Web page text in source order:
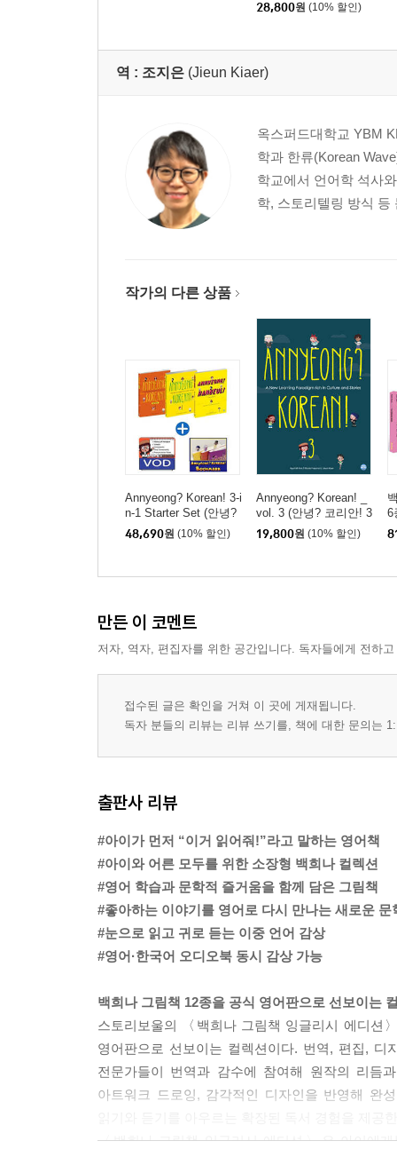
28,800원 (10% 할인)
역 : 조지은 (Jieun Kiaer)
옥스퍼드대학교 YBM
학과 한류(Korean
학교에서 언어학 석사
학, 스토리텔링 방식 등
작가의 다른 상품
Annyeong? Korean! 3-i
n-1 Starter Set (안녕?
코리안! 스타터 세트)
48,690원 (10% 할인)
Annyeong? Korean! _
vol. 3 (안녕? 코리안! 3
권)
19,800원 (10% 할인)
6
만든 이 코멘트
저자, 역자, 편집자를 위한 공간입니다. 독자들에게 전하
접수된 글은 확인을 거쳐 이 곳에 게재됩니다.
독자 분들의 리뷰는 리뷰 쓰기를, 책에 대한 문의는
출판사 리뷰
#아이가 먼저 “이거 읽어줘!”라고 말하는 영어책
#아이와 어른 모두를 위한 소장형 백희나 컬렉션
#영어 학습과 문학적 즐거움을 함께 담은 그림책
#좋아하는 이야기를 영어로 다시 만나는 새로운 문
#눈으로 읽고 귀로 듣는 이중 언어 감상
#영어·한국어 오디오북 동시 감상 가능
백희나 그림책 12종을 공식 영어판으로 선보이는
스토리보울의 〈백희나 그림책 잉글리시 에디
영어판으로 선보이는 컬렉션이다. 번역, 편집,
전문가들이 번역과 감수에 참여해 원작의 리듬
아트워크 드로잉, 감각적인 디자인을 반영해 완
〈백희나 그림책 잉글리시 에디션〉은 아이에